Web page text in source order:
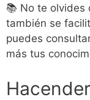
📚 No te olvides
también se
puedes
más tus